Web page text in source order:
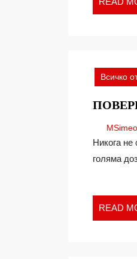
Всичко
Никога не съм разбирала какво е това поверие, което всеки един от нас в малка или по-
голяма
READ